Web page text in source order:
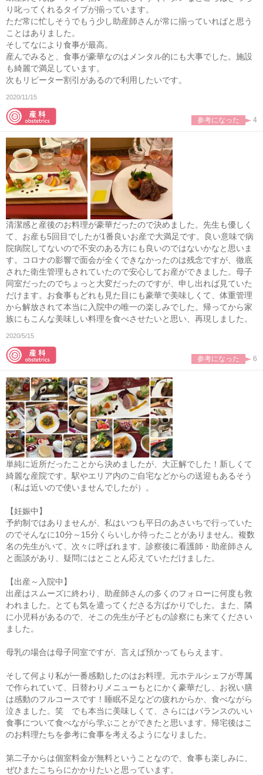
り叱ってくれるタイプが揃っています。
ただ常に忙しそうでもう少し助産師さんが常に揃っていればと思う
ことはありました。
そしてなにより食事が最高。
産んでみると、食事が豪華なのはメンタル的にも大事でした。施設
も綺麗で満足しています。
次もリピーター割引があるので利用したいです。
2020/11/15
参考になった 4
清潔感と産後のお料理が豪華だったので決めました。先生も優しく
て、お産も5回目でしたが1番良いお産で大満足です。良い意味で病
院病院してないので不安のある方にも良いのではないかなと思いま
す。コロナの影響で面会が全くできなかったのは残念ですが、徹底
された衛生管理もされていたので安心してお産ができました。母子
同室だったのでちょっと大変だったのですが、申し出れば見ていた
だけます。お食事もどれも見た目にも豪華で美味しくて、体重管理
から解放されて本当に入院中の唯一の楽しみでした。帰ってから家
族にもこんな美味しい料理を食べさせたいと思い、再現しました。
2020/5/15
参考になった 6
単純に近所だったことから決めましたが、大正解でした！新しくて
綺麗な産院です。駅やエリア内のご自宅などからの送迎もあるそう
（私は近いので使いませんでしたが）。
【妊娠中】
予約制ではありませんが、私はいつも平日のあさいちで行っていた
のでそんなに10分～15分くらいしか待ったことがありません。複数
名の先生がいて、次々に呼ばれます。診察後に看護師・助産師さん
と面談があり、疑問にはとことん応えていただけました。
【出産～入院中】
出産はスムーズに終わり、助産師さんの多くのフォローに何度も救
われました。とても気を遣ってくださる方ばかりでした。また、隣
に小児科があるので、そこの先生が子どもの診察にも来てください
ました。
母乳の場合は母子同室ですが、言えば預かってもらえます。
そして何より私が一番感動したのはお料理。元ホテルシェフが専属
で作られていて、日替わりメニューもとにかく豪華だし、お祝い膳
は感動のフルコースです！睡眠不足などの疲れからか、食べながら
泣きました。笑 でも本当に美味しくて、さらにはバランスのいい
食事について食べながら学ぶことができたと思います。帰宅後はこ
のお料理たちを参考に食事を考えるようになりました。
第二子からは個室料金が無料ということなので、食事も楽しみに、
ぜひまたこちらにかかりたいと思っています。